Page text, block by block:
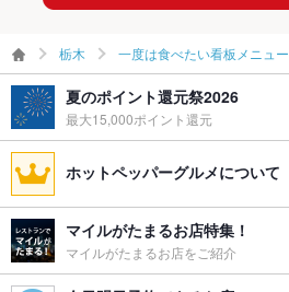
栃木 一度は食べたい看板メニュー
夏のポイント還元祭2026
最大15,000ポイント還元
ホットペッパーグルメについて
マイルがたまるお店特集！
マイルがたまるお店をご紹介